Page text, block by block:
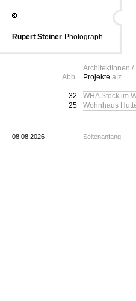
Rupert Steiner Photograph
ArchitektInnen /
Abb.
Projekte a z
32 WHA Stock im
25
Wohnhaus
08.08.2026 Seitenanfang